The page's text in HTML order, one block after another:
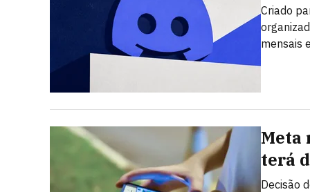
Criado
mensais
Meta
terá
Decisão